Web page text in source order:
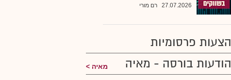
27.07.2026 רם מורי
הצעות פרסומיות
הודעות בורסה - מאיה
מאיה